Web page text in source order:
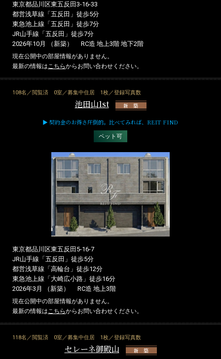
東京都品川区東五反田3-16-33
都営浅草線「五反田」徒歩5分
東急池上線「五反田」徒歩7分
JR山手線「五反田」徒歩7分
2026年10月 （新築）
RC造 地上3階 地下2階
現在公開中の部屋情報がありません。
最新の情報はこちらからお問い合わせください。
108名／閲覧済 0室／募集中住居 1枚／登録写真数
池田山1st 新 築
▶ 契約金のお得さ圧倒的。比べてみれば、REIT FIND
ペット可
東京都品川区東五反田5-16-7
JR山手線「五反田」徒歩5分
都営浅草線「高輪台」徒歩12分
東急池上線「大崎広小路」徒歩16分
2026年3月 （新築）
RC造 地上3階
現在公開中の部屋情報がありません。
最新の情報は こちらからお問い合わせください。
118名／閲覧済 0室／募集中住居 1枚／登録写真数
セレーネ御殿山 新 築